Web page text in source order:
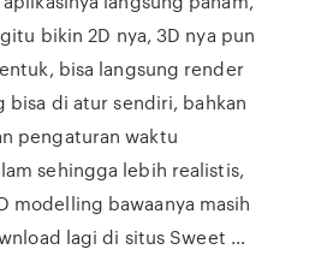
bikin 2D nya, 3D nya pun
bisa langsung render
bisa di atur sendiri, bahkan
pengaturan waktu
sehingga lebih realistis,
modelling bawaanya masih
lagi di situs Sweet …